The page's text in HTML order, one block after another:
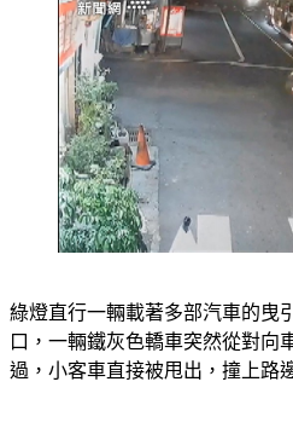
綠燈直行一輛載著多部汽車的曳
口，一輛鐵灰色轎車突然從對向
過，小客車直接被甩出，撞上路